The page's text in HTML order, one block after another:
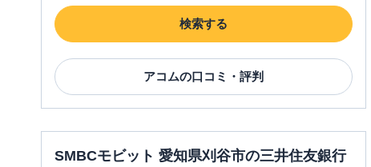
検索する
アコムの口コミ・評判
SMBCモビット 愛知県刈谷市の三井住友銀行